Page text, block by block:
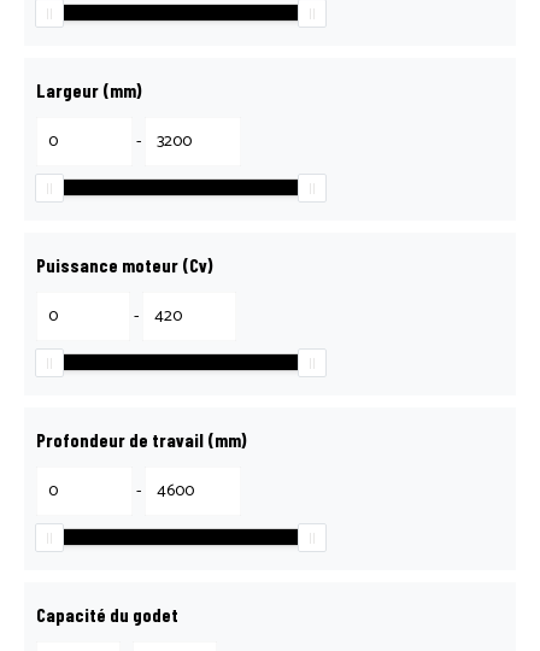
Largeur (mm)
-
Puissance moteur (Cv)
-
Profondeur de travail (mm)
-
Capacité du godet